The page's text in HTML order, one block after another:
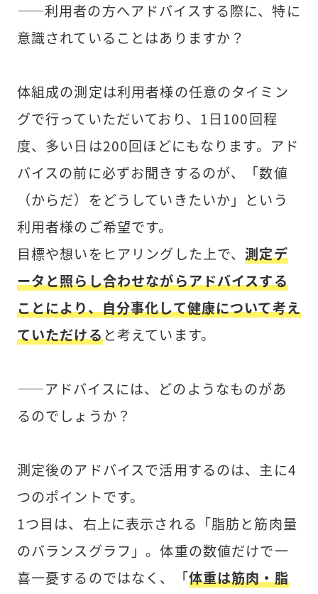
――利用者の方へアドバイスする際に、特に
意識されていることはありますか？
体組成の測定は利用者様の任意のタイミン
グで行っていただいており、1日100回程
度、多い日は200回ほどにもなります。アド
バイスの前に必ずお聞きするのが、「数値
（からだ）をどうしていきたいか」という
利用者様のご希望です。
目標や想いをヒアリングした上で、測定デ
ータと照らし合わせながらアドバイスする
ことにより、自分事化して健康について考え
ていただけると考えています。
――アドバイスには、どのようなものがあ
るのでしょうか？
測定後のアドバイスで活用するのは、主に4
つのポイントです。
1つ目は、右上に表示される「脂肪と筋肉量
のバランスグラフ」。体重の数値だけで一
喜一憂するのではなく、「体重は筋肉・脂